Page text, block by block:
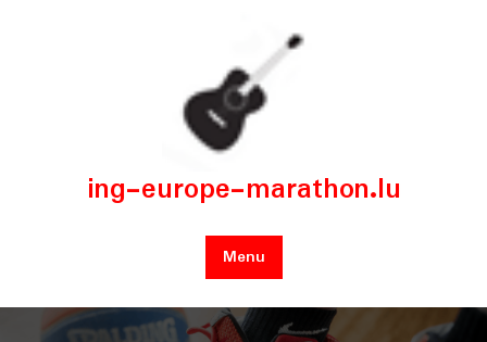
ing-europe-marathon.lu
Menu